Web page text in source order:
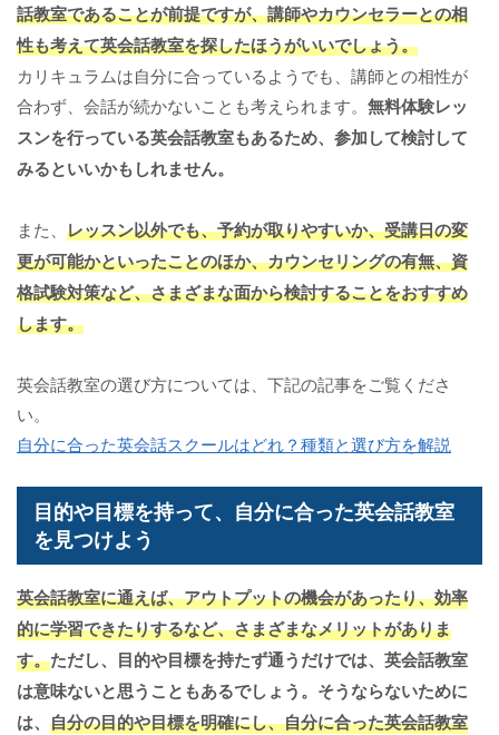
話教室であることが前提ですが、講師やカウンセラーとの相
性も考えて英会話教室を探したほうがいいでしょう。
カリキュラムは自分に合っているようでも、講師との相性が
合わず、会話が続かないことも考えられます。 無料体験レッ
スンを行っている英会話教室もあるため、参加して検討して
みるといいかもしれません。
また、 レッスン以外でも、予約が取りやすいか、受講日の変
更が可能かといったことのほか、カウンセリングの有無、資
格試験対策など、さまざまな面から検討することをおすすめ
します。
英会話教室の選び方については、下記の記事をご覧くださ
い。
自分に合った英会話スクールはどれ？種類と選び方を解説
目的や目標を持って、自分に合った英会話教室
を見つけよう
英会話教室に通えば、アウトプットの機会があったり、効率
的に学習できたりするなど、さまざまなメリットがありま
す。ただし、目的や目標を持たず通うだけでは、英会話教室
は意味ないと思うこともあるでしょう。そうならないために
は、 自分の目的や目標を明確にし、自分に合った英会話教室